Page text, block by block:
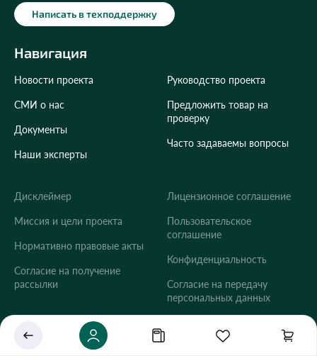
Это важно для корректной работы Экоразноса и
дальнейших персональных функций сервиса.
Навигация
Новости проекта
СМИ о нас
Документы
Наши эксперты
Руководство проекта
Предложить товар на
проверку
Часто задаваемы вопросы
Написать в техподдержку
Дисклеймер
Миссия и цели проекта
Нормативно правовые акты
Согласие на получение
рассылки
Лицензионное соглашение
Пользовательское
соглашение
Конфиденциальность
Согласие на передачу
персональных данных